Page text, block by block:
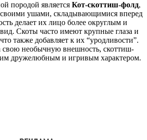
породой является Кот-скоттиш-фолд,
своими ушами, складывающимися вперед
делает их лицо более округлым и
Скоты часто имеют крупные глаза и
также добавляет к их “уродливости”.
свою необычную внешность, скоттиш-
дружелюбным и игривым характером.